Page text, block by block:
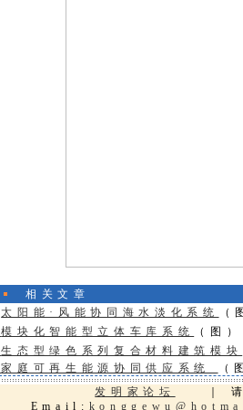
相关文章
太阳能·风能协同海水淡化系统
（
模块化智能型立体车库系统
（图）
生态型绿色系列复合材料建筑模块
家庭可再生能源协同供应系统
（
发明家论坛
｜ 请
Email: